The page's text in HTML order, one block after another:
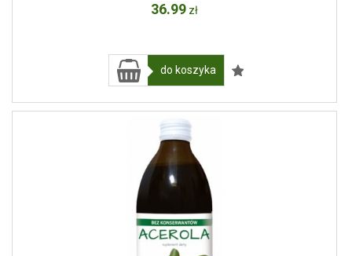
36.99 zł
do koszyka